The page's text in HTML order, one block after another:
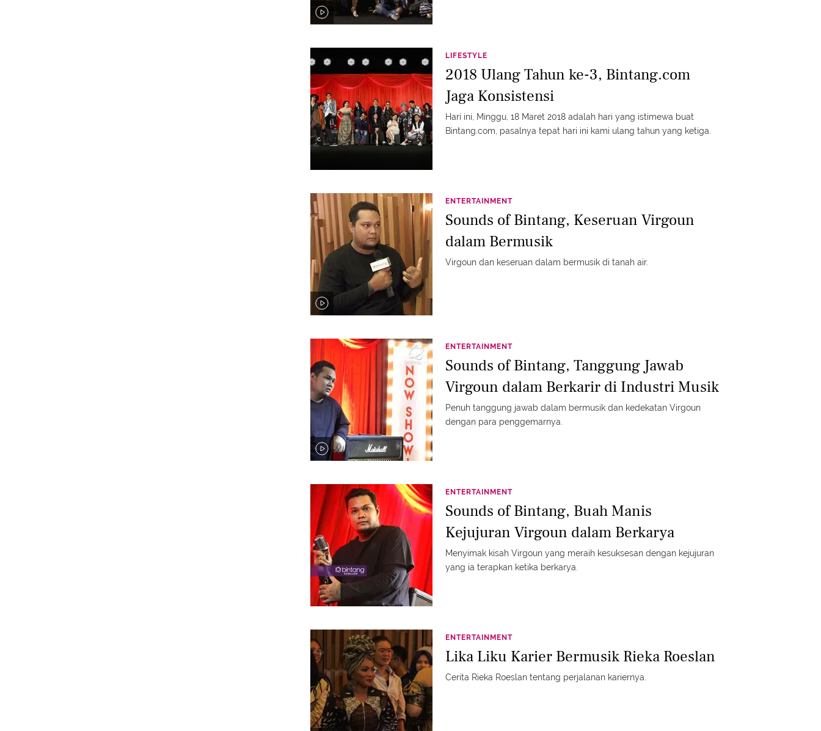
LIFESTYLE
2018 Ulang Tahun ke-3, Bintang.com
Jaga Konsistensi
Hari ini, Minggu, 18 Maret 2018 adalah hari yang istimewa buat
Bintang.com, pasalnya tepat hari ini kami ulang tahun yang ketiga.
ENTERTAINMENT
Sounds of Bintang, Keseruan Virgoun
dalam Bermusik
Virgoun dan keseruan dalam bermusik di tanah air.
ENTERTAINMENT
Sounds of Bintang, Tanggung Jawab
Virgoun dalam Berkarir di Industri Musik
Penuh tanggung jawab dalam bermusik dan kedekatan Virgoun
dengan para penggemarnya.
ENTERTAINMENT
Sounds of Bintang, Buah Manis
Kejujuran Virgoun dalam Berkarya
Menyimak kisah Virgoun yang meraih kesuksesan dengan kejujuran
yang ia terapkan ketika berkarya.
ENTERTAINMENT
Lika Liku Karier Bermusik Rieka Roeslan
Cerita Rieka Roeslan tentang perjalanan kariernya.